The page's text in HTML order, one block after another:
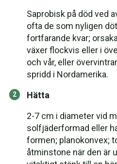
Saprobisk på död ved
ofta de som nyligen
fortfarande kvar;
växer flockvis eller i
och vår, eller
spridd i Nordamerika.
Hätta
2-7 cm i diameter vid
solfjäderformad eller
formen; planokonvex;
åtminstone när den är